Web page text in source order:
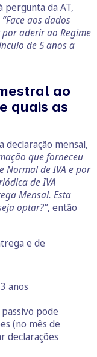
pergunta da AT,
“Face aos dados
aderir ao Regime
de 5 anos a
ao
quais as
declaração mensal,
que forneceu
Normal de IVA e por
de IVA
Mensal. Esta
optar?”, então
e de
anos
pode
(no mês de
declarações